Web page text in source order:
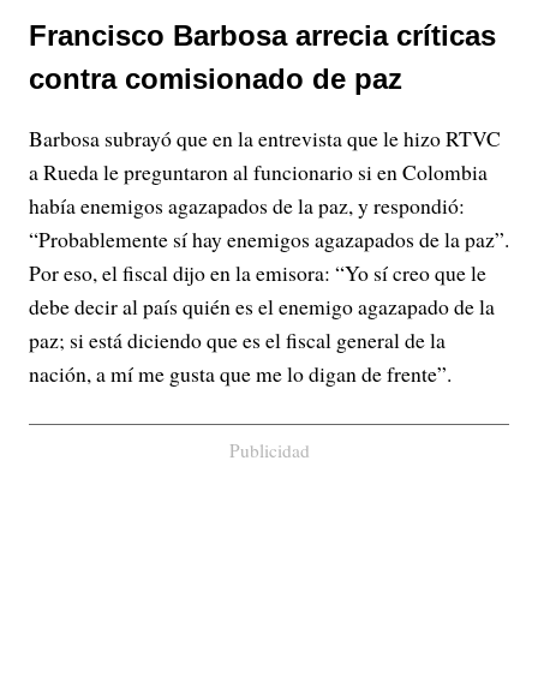
Francisco Barbosa arrecia críticas
contra comisionado de paz
Barbosa subrayó que en la entrevista que le hizo RTVC
a Rueda le preguntaron al funcionario si en Colombia
había enemigos agazapados de la paz, y respondió:
“Probablemente sí hay enemigos agazapados de la paz”.
Por eso, el fiscal dijo en la emisora: “Yo sí creo que le
debe decir al país quién es el enemigo agazapado de la
paz; si está diciendo que es el fiscal general de la
nación, a mí me gusta que me lo digan de frente”.
Publicidad